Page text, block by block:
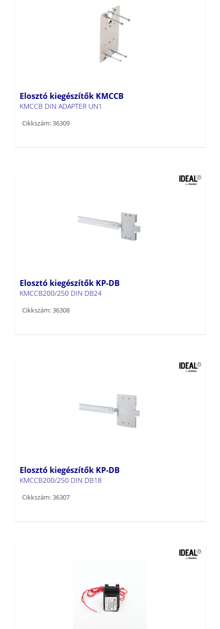
Elosztó kiegészítők KMCCB
KMCCB DIN ADAPTER UN1
Cikkszám: 36309
Elosztó kiegészítők KP-DB
KMCCB200/250 DIN DB24
Cikkszám: 36308
Elosztó kiegészítők KP-DB
KMCCB200/250 DIN DB18
Cikkszám: 36307